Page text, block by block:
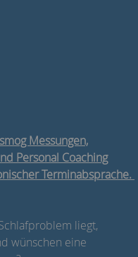
Messungen,
Personal Coaching
Terminabsprache.
liegt,
wünschen eine